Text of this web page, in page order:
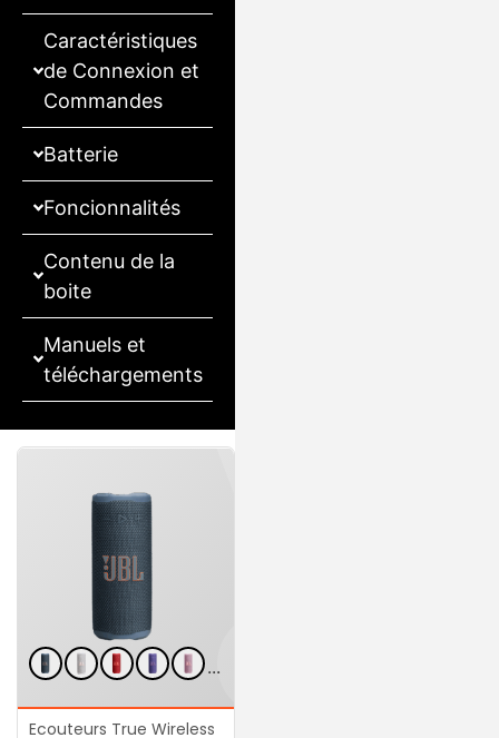
Caractéristiques
de Connexion et
Commandes
Batterie
Foncionnalités
Contenu de la
boite
Manuels et
téléchargements
...
Ecouteurs True Wireless